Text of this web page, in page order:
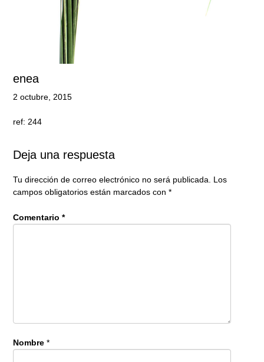
enea
2 octubre, 2015
ref: 244
Deja una respuesta
Tu dirección de correo electrónico no será publicada.
Los
campos obligatorios están marcados con *
Comentario *
Nombre *